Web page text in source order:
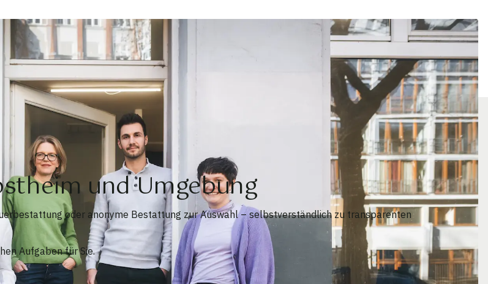
und Umgebung
oder anonyme Bestattung zur Auswahl – selbstverständlich zu transparenten
Aufgaben für Sie.